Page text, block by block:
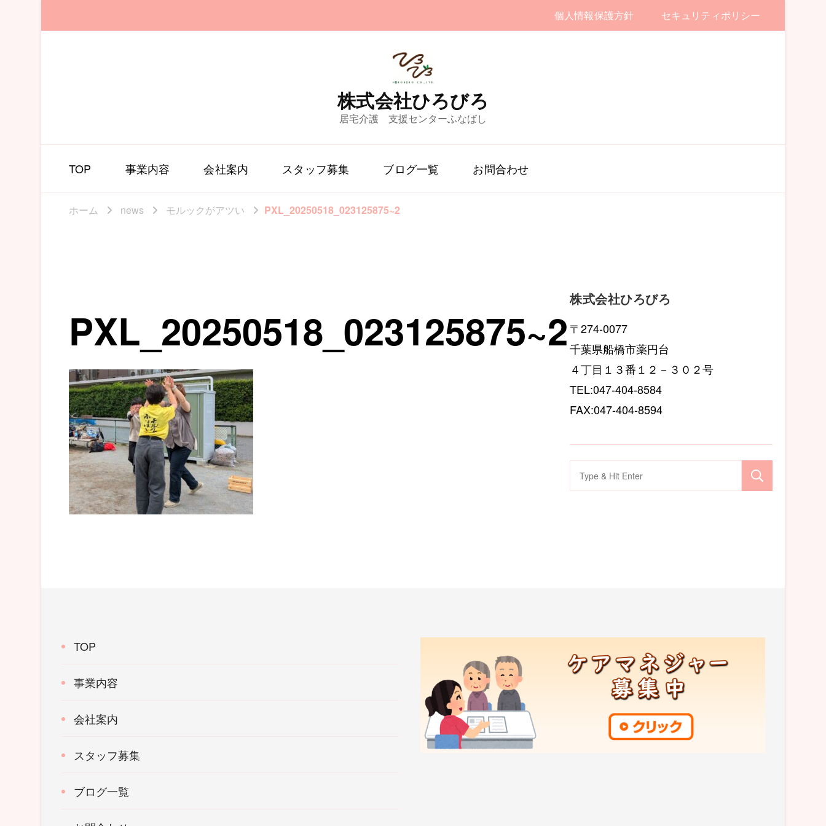
個人情報保護方針 セキュリティポリシー
株式会社ひろびろ
居宅介護 支援センターふなばし
TOP 事業内容 会社案内 スタッフ募集 ブログ一覧 お問合わせ
ホーム news モルックがアツい PXL_20250518_023125875~2
PXL_20250518_023125875~2
株式会社ひろびろ
〒274-0077
千葉県船橋市薬円台
４丁目１３番１２－３０２号
TEL:047-404-8584
FAX:047-404-8594
検
索
TOP
事業内容
会社案内
スタッフ募集
ブログ一覧